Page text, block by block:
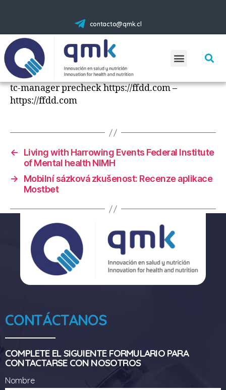
contacto@qmk.cl
tc-manager precheck https://ffdd.com –
https://ffdd.com
←
Living with Harrowing Events Federal Institute
of Mental health NIMH
→
Mobilní sázková zkušenost: Recenze aplikace
Mostbet
CONTÁCTANOS
COMPLETE EL SIGUIENTE FORMULARIO PARA
CONTACTARSE CON NOSOTROS
Nombre